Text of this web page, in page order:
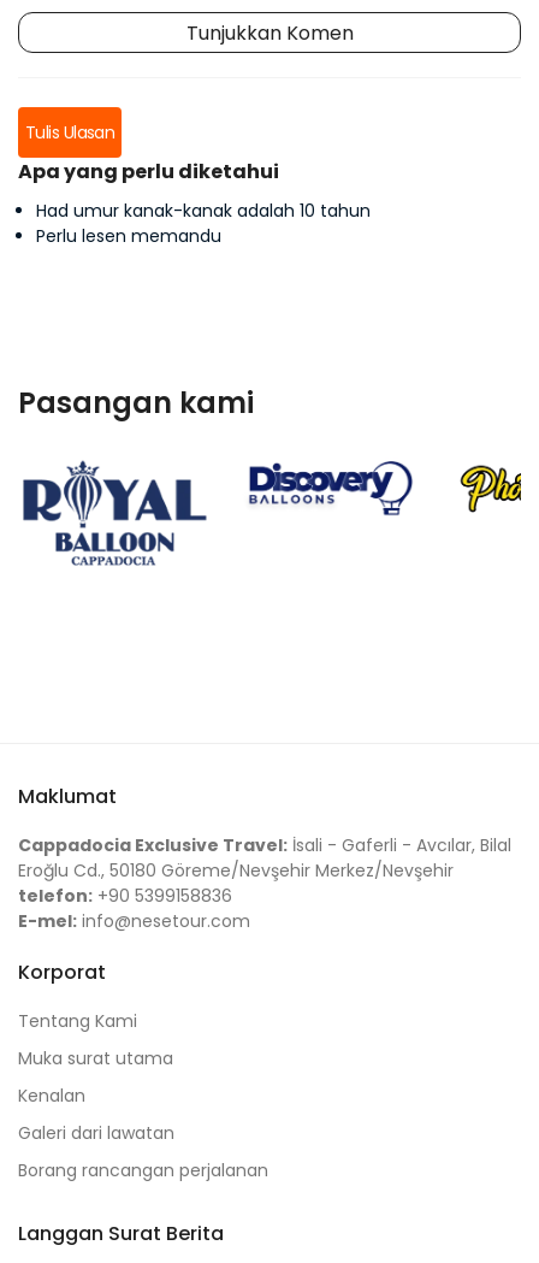
Tunjukkan Komen
Tulis Ulasan
Apa yang perlu diketahui
Had umur kanak-kanak adalah 10 tahun
Perlu lesen memandu
Pasangan kami
Maklumat
Cappadocia Exclusive Travel: İsali - Gaferli - Avcılar, Bilal
Eroğlu Cd., 50180 Göreme/Nevşehir Merkez/Nevşehir
telefon: +90 5399158836
E-mel: info@nesetour.com
Korporat
Tentang Kami
Muka surat utama
Kenalan
Galeri dari lawatan
Borang rancangan perjalanan
Langgan Surat Berita